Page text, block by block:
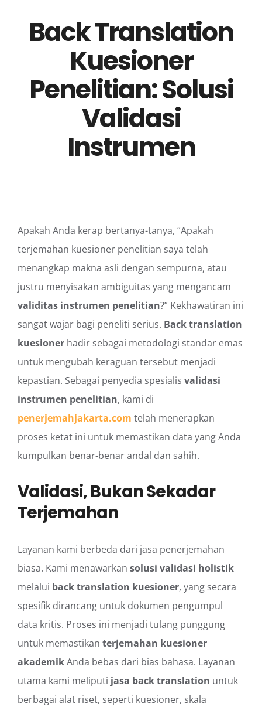
Back Translation
Kuesioner
Penelitian: Solusi
Validasi
Instrumen
Apakah Anda kerap bertanya-tanya, “Apakah
terjemahan kuesioner penelitian saya telah
menangkap makna asli dengan sempurna, atau
justru menyisakan ambiguitas yang mengancam
validitas instrumen penelitian?” Kekhawatiran ini
sangat wajar bagi peneliti serius. Back translation
kuesioner hadir sebagai metodologi standar emas
untuk mengubah keraguan tersebut menjadi
kepastian. Sebagai penyedia spesialis validasi
instrumen penelitian, kami di
penerjemahjakarta.com telah menerapkan
proses ketat ini untuk memastikan data yang Anda
kumpulkan benar-benar andal dan sahih.
Validasi, Bukan Sekadar
Terjemahan
Layanan kami berbeda dari jasa penerjemahan
biasa. Kami menawarkan solusi validasi holistik
melalui back translation kuesioner, yang secara
spesifik dirancang untuk dokumen pengumpul
data kritis. Proses ini menjadi tulang punggung
untuk memastikan terjemahan kuesioner
akademikAnda bebas dari bias bahasa. Layanan
utama kami meliputi jasa back translation untuk
berbagai alat riset, seperti kuesioner, skala